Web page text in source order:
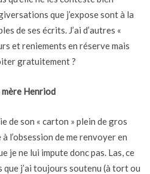
que j’expose sont à la
de ses écrits. J’ai d’autres «
et reniements en réserve mais
gratuitement ?
mère Henriod
de son « carton » plein de gros
l’obsession de me renvoyer en
je ne lui impute donc pas. Las, ce
que j’ai toujours soutenu (à tort ou